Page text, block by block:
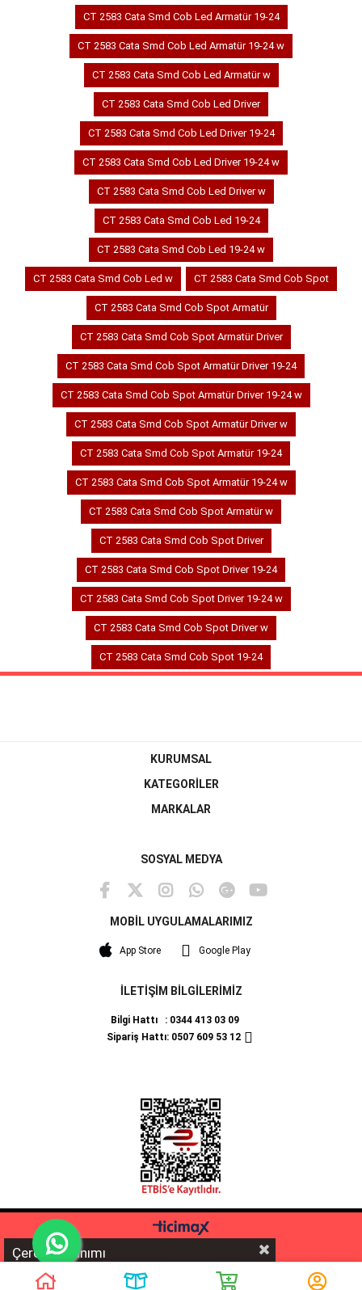
CT 2583 Cata Smd Cob Led Armatür 19-24
CT 2583 Cata Smd Cob Led Armatür 19-24 w
CT 2583 Cata Smd Cob Led Armatür w
CT 2583 Cata Smd Cob Led Driver
CT 2583 Cata Smd Cob Led Driver 19-24
CT 2583 Cata Smd Cob Led Driver 19-24 w
CT 2583 Cata Smd Cob Led Driver w
CT 2583 Cata Smd Cob Led 19-24
CT 2583 Cata Smd Cob Led 19-24 w
CT 2583 Cata Smd Cob Led w CT 2583 Cata Smd Cob Spot
CT 2583 Cata Smd Cob Spot Armatür
CT 2583 Cata Smd Cob Spot Armatür Driver
CT 2583 Cata Smd Cob Spot Armatür Driver 19-24
CT 2583 Cata Smd Cob Spot Armatür Driver 19-24 w
CT 2583 Cata Smd Cob Spot Armatür Driver w
CT 2583 Cata Smd Cob Spot Armatür 19-24
CT 2583 Cata Smd Cob Spot Armatür 19-24 w
CT 2583 Cata Smd Cob Spot Armatür w
CT 2583 Cata Smd Cob Spot Driver
CT 2583 Cata Smd Cob Spot Driver 19-24
CT 2583 Cata Smd Cob Spot Driver 19-24 w
CT 2583 Cata Smd Cob Spot Driver w
CT 2583 Cata Smd Cob Spot 19-24
KURUMSAL
KATEGORİLER
MARKALAR
SOSYAL MEDYA
MOBİL UYGULAMALARIMIZ
App Store Google Play
İLETİŞİM BİLGİLERİMİZ
Bilgi Hattı : 0344 413 03 09
Sipariş Hattı: 0507 609 53 12
💰 **EFT/Havale** ödemelerinde sepette ekstra %5 İNDİRİM
Çerez Kullanımı